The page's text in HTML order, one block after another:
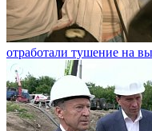
отработали тушение на